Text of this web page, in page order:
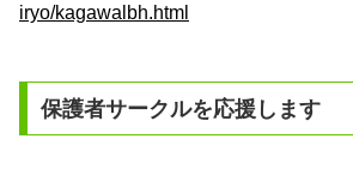
iryo/kagawalbh.html
保護者サークルを応援します